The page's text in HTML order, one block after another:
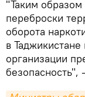
"Таким
переброски
оборота
в
организации